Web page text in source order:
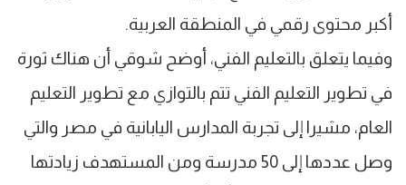
أكبر محتوى رقمي في المنطقة العربية.
وفيما يتعلق بالتعليم الفني، أوضح شوقي أن هناك ثورة
في تطوير التعليم الفني تتم بالتوازي مع تطوير التعليم
العام، مشيرا إلى تجربة المدارس اليابانية في مصر والتي
وصل عددها إلى 50 مدرسة ومن المستهدف زيادتها